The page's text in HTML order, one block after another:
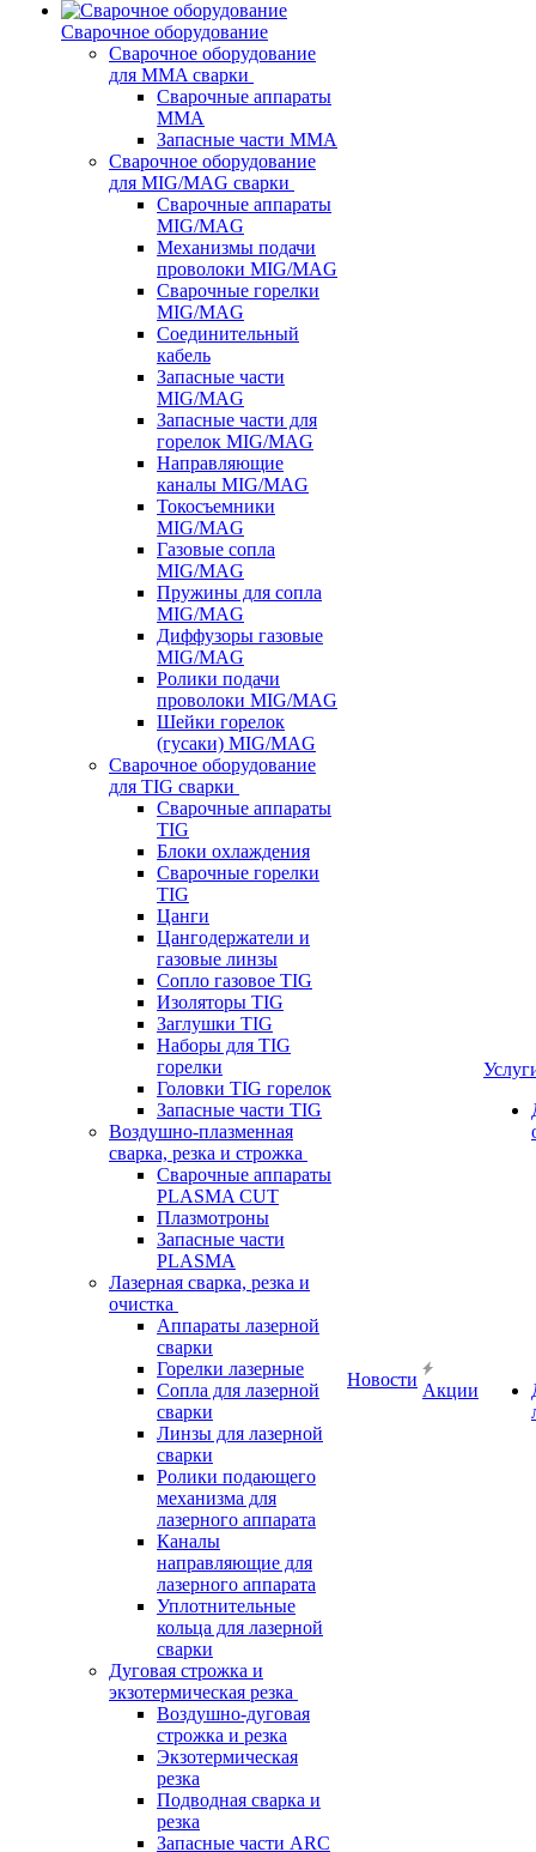
Сварочное оборудование
Сварочное оборудование
для MMA сварки
Сварочные аппараты
MMA
Запасные части MMA
Сварочное оборудование
для MIG/MAG сварки
Сварочные аппараты
MIG/MAG
Механизмы подачи
проволоки MIG/MAG
Сварочные горелки
MIG/MAG
Соединительный
кабель
Запасные части
MIG/MAG
Запасные части для
горелок MIG/MAG
Направляющие
каналы MIG/MAG
Токосъемники
MIG/MAG
Газовые сопла
MIG/MAG
Пружины для сопла
MIG/MAG
Диффузоры газовые
MIG/MAG
Ролики подачи
проволоки MIG/MAG
Шейки горелок
(гусаки) MIG/MAG
Сварочное оборудование
для TIG сварки
Сварочные аппараты
TIG
Блоки охлаждения
Сварочные горелки
TIG
Цанги
Цангодержатели и
газовые линзы
Сопло газовое TIG
Изоляторы TIG
Заглушки TIG
Наборы для TIG
горелки
Головки TIG горелок
Запасные части TIG
Воздушно-плазменная
сварка, резка и строжка
Сварочные аппараты
PLASMA CUT
Плазмотроны
Запасные части
PLASMA
Лазерная сварка, резка и
очистка
Аппараты лазерной
сварки
Горелки лазерные
Сопла для лазерной
сварки
Линзы для лазерной
сварки
Ролики подающего
механизма для
лазерного аппарата
Каналы
направляющие для
лазерного аппарата
Уплотнительные
кольца для лазерной
сварки
Дуговая строжка и
экзотермическая резка
Воздушно-дуговая
строжка и резка
Экзотермическая
резка
Подводная сварка и
резка
Запасные части ARC
Новости
Акции